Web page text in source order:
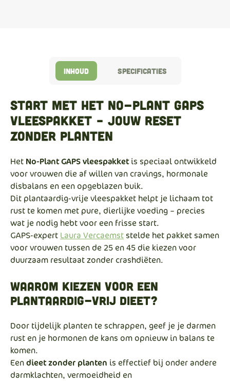
Inhoud Specificaties
Start met het No-Plant GAPS
vleespakket – Jouw reset
zonder planten
Het No-Plant GAPS vleespakketis speciaal ontwikkeld
voor vrouwen die af willen van cravings, hormonale
disbalans en een opgeblazen buik.
Dit plantaardig-vrije vleespakket helpt je lichaam tot
rust te komen met pure, dierlijke voeding – precies
wat je nodig hebt voor een frisse start.
GAPS-expert Laura Vercaemst stelde het pakket samen
voor vrouwen tussen de 25 en 45 die kiezen voor
duurzaam resultaat zonder crashdiëten.
Waarom kiezen voor een
plantaardig-vrij dieet?
Door tijdelijk planten te schrappen, geef je je darmen
rust en je hormonen de kans om opnieuw in balans te
komen.
Eendieet zonder planten is effectief bij onder andere
darmklachten, vermoeidheid en